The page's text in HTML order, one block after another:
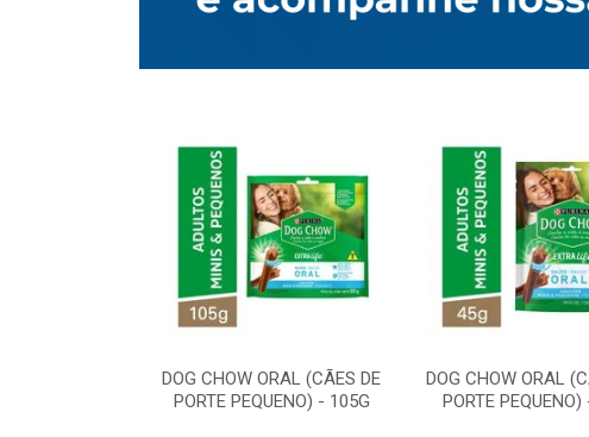
DOG CHOW ORAL (CÃES DE
PORTE PEQUENO) - 105G
DOG CHOW ORAL
PORTE